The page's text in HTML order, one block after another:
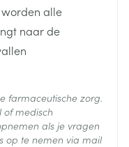
(15°C - 25°C)
alle
naar de
farmaceutische zorg.
medisch
als je vragen
op te nemen via mail